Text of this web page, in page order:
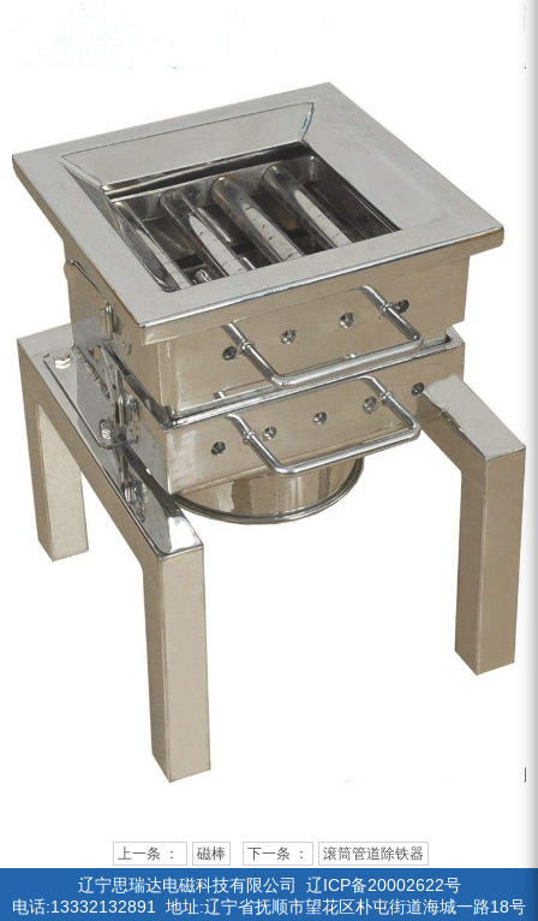
上一条 ： 磁棒 下一条 ： 滚筒管道除铁器
辽宁思瑞达电磁科技有限公司 辽ICP备20002622号
电话:13332132891 地址:辽宁省抚顺市望花区朴屯街道海城一路18号